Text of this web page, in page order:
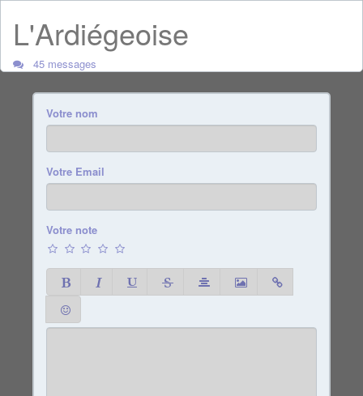
L'Ardiégeoise
45 messages
Votre nom
Votre Email
Votre note